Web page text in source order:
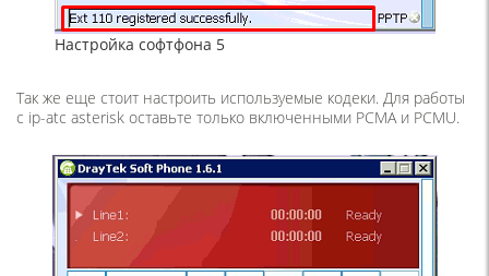
Настройка софтфона 5
Так же еще стоит настроить используемые кодеки. Для работы
с ip-atc asterisk оставьте только включенными PCMA и PCMU.